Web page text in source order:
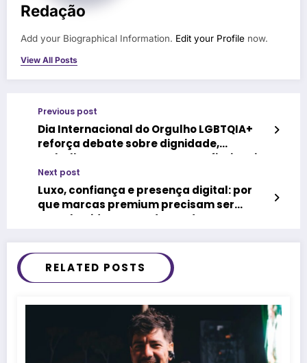
Redação
Add your Biographical Information. Edit your Profile now.
View All Posts
Previous post
Dia Internacional do Orgulho LGBTQIA+
reforça debate sobre dignidade,
trabalho e segurança para profissionais
do sexo
Next post
Luxo, confiança e presença digital: por
que marcas premium precisam ser
reconhecidas antes da venda
RELATED POSTS